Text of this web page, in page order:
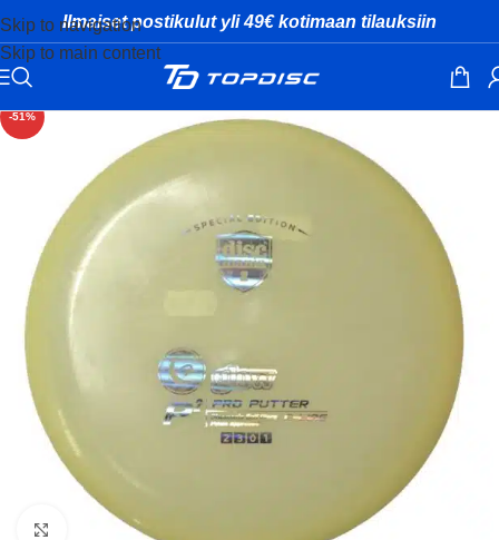
Skip to navigation
Skip to main content
Ilmaiset postikulut yli 49€ kotimaan tilauksiin
-51%
Klikkaa suuremmaksi